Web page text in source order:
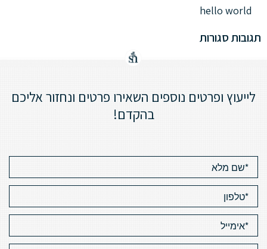
hello world
תגובות סגורות
לייעוץ ופרטים נוספים השאירו פרטים ונחזור אליכם
בהקדם!